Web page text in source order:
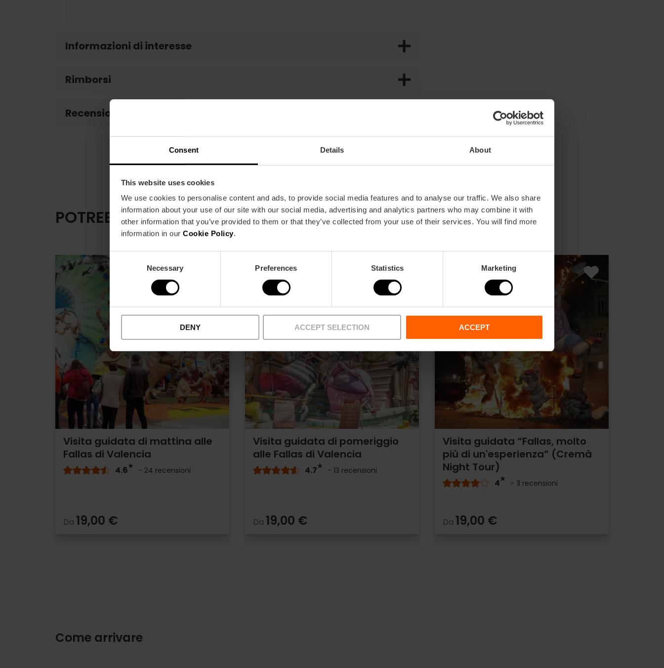
Consent Details About
This website uses cookies
We use cookies to personalise content and ads, to provide social media features and to analyse our traffic. We also share
information about your use of our site with our social media, advertising and analytics partners who may combine it with
other information that you’ve provided to them or that they’ve collected from your use of their services. You will find more
information in our Cookie Policy.
Consent
Necessary Preferences Statistics Marketing
DENY ACCEPT SELECTION ACCEPT
Informazioni di interesse
Rimborsi
Recensioni clienti
POTREBBE ANCHE INTERESSARTI
Visita guidata di mattina alle
Fallas di Valencia
4.6 - 24 recensioni
Da 19,00 €
Visita guidata di pomeriggio
alle Fallas di Valencia
4.7 - 13 recensioni
Da 19,00 €
Visita guidata “Fallas, molto
più di un'esperienza” (Cremà
Night Tour)
4 - 3 recensioni
Da 19,00 €
Come arrivare